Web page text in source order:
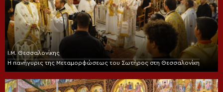
Ι.Μ. Θεσσαλονίκης
Η πανήγυρις της Μεταμορφώσεως του Σωτήρος στη Θεσσαλονίκη